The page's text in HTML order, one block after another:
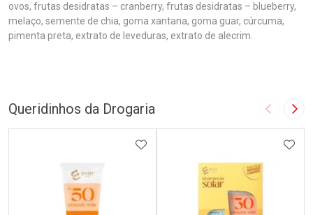
ovos, frutas desidratas – cranberry, frutas desidratas – blueberry,
melaço, semente de chia, goma xantana, goma guar, cúrcuma,
pimenta preta, extrato de leveduras, extrato de alecrim.
Queridinhos da Drogaria Imagem
ADICIONAR AOS FAVORITOS